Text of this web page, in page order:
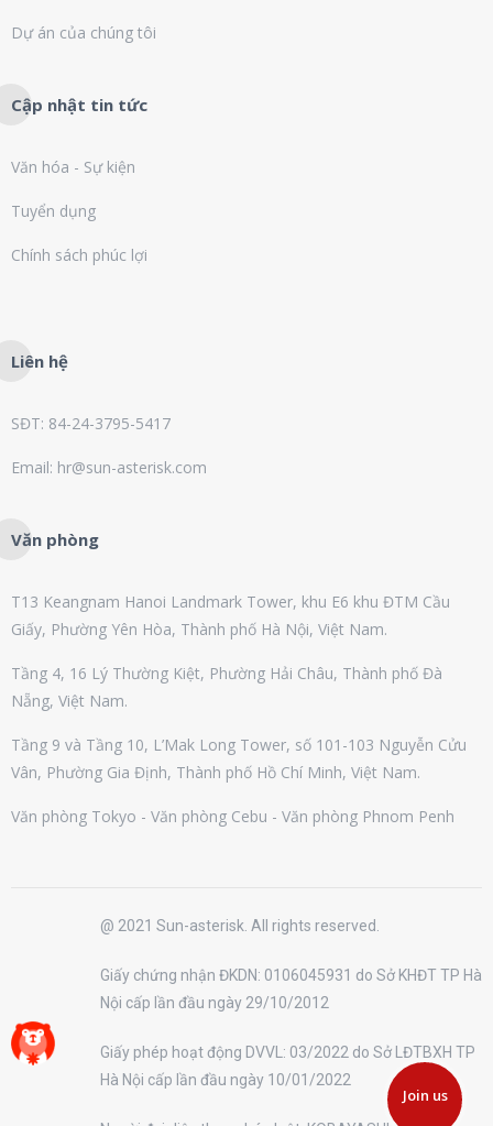
Dự án của chúng tôi
Cập nhật tin tức
Văn hóa - Sự kiện
Tuyển dụng
Chính sách phúc lợi
Liên hệ
SĐT: 84-24-3795-5417
Email: hr@sun-asterisk.com
Văn phòng
T13 Keangnam Hanoi Landmark Tower, khu E6 khu ĐTM Cầu
Giấy, Phường Yên Hòa, Thành phố Hà Nội, Việt Nam.
Tầng 4, 16 Lý Thường Kiệt, Phường Hải Châu, Thành phố Đà
Nẵng, Việt Nam.
Tầng 9 và Tầng 10, L’Mak Long Tower, số 101-103 Nguyễn Cửu
Vân, Phường Gia Định, Thành phố Hồ Chí Minh, Việt Nam.
Văn phòng Tokyo - Văn phòng Cebu - Văn phòng Phnom Penh
@ 2021 Sun-asterisk. All rights reserved.
Giấy chứng nhận ĐKDN: 0106045931 do Sở KHĐT TP Hà
Nội cấp lần đầu ngày 29/10/2012
Giấy phép hoạt động DVVL: 03/2022 do Sở LĐTBXH TP
Hà Nội cấp lần đầu ngày 10/01/2022
Join us